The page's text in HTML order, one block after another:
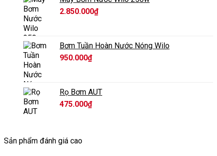
2.850.000₫
Bơm Tuần Hoàn Nước Nóng Wilo
950.000₫
Rọ Bơm AUT
475.000₫
Sản phẩm đánh giá cao